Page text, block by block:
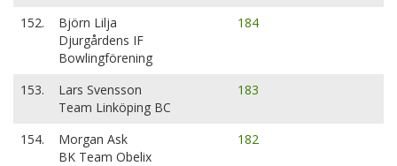
152.
Björn Lilja
Djurgårdens IF
Bowlingförening
184
153.
Lars Svensson
Team Linköping BC
183
154.
Morgan Ask
BK Team Obelix
182